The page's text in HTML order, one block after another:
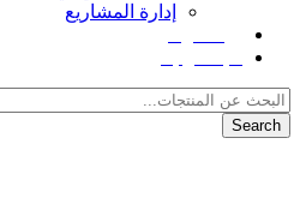
إدارة المشاريع
Search